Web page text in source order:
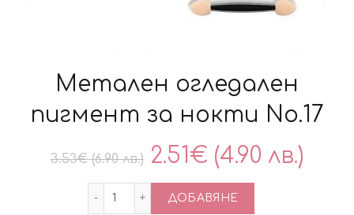
Метален огледален
пигмент за нокти No.17
3.53€ (6.90 лв.) Original
price
2.51€ (4.90 лв.)
количество за Метален огледален
ДОБАВЯНЕ